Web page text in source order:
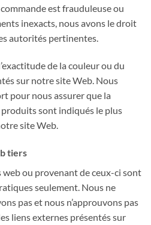
est frauduleuse ou
inexacts, nous avons le droit
autorités pertinentes.
de la couleur ou du
sur notre site Web. Nous
pour nous assurer que la
sont indiqués le plus
site Web.
tiers
web ou provenant de ceux-ci sont
seulement. Nous ne
pas et nous n’approuvons pas
liens externes présentés sur